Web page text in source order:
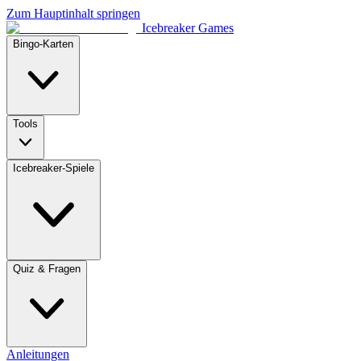
Zum Hauptinhalt springen
Icebreaker Games
Bingo-Karten
Tools
Icebreaker-Spiele
Quiz & Fragen
Anleitungen